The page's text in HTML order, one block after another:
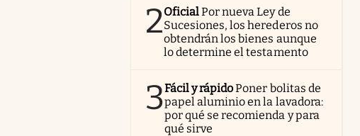
2OficialPor nueva Ley de
Sucesiones, los herederos no
obtendrán los bienes aunque
lo determine el testamento
3Fácil y rápidoPoner bolitas de
papel aluminio en la lavadora:
por qué se recomienda y para
qué sirve